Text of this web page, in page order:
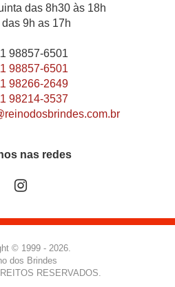
das 8h30 às 18h
9h as 17h
98857-6501
98857-6501
98266-2649
98214-3537
nas redes
© 1999 - 2026.
dos Brindes
RESERVADOS.